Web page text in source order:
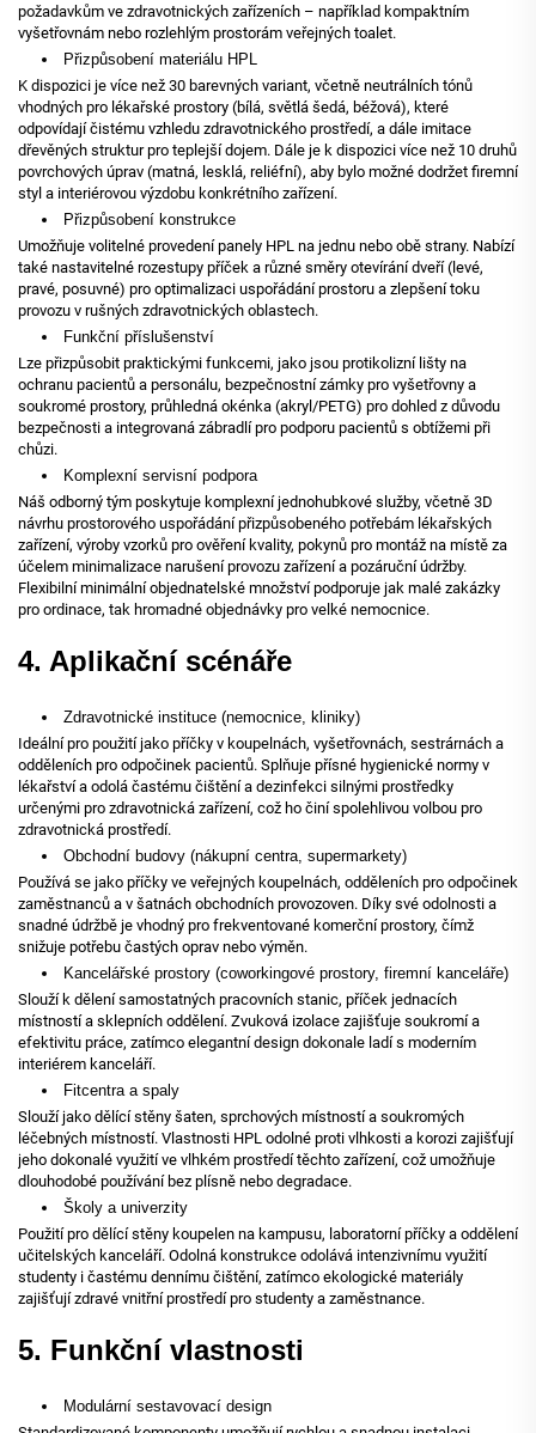
požadavkům ve zdravotnických zařízeních – například kompaktním
vyšetřovnám nebo rozlehlým prostorám veřejných toalet.
Přizpůsobení materiálu HPL
K dispozici je více než 30 barevných variant, včetně neutrálních tónů
vhodných pro lékařské prostory (bílá, světlá šedá, béžová), které
odpovídají čistému vzhledu zdravotnického prostředí, a dále imitace
dřevěných struktur pro teplejší dojem. Dále je k dispozici více než 10 druhů
povrchových úprav (matná, lesklá, reliéfní), aby bylo možné dodržet firemní
styl a interiérovou výzdobu konkrétního zařízení.
Přizpůsobení konstrukce
Umožňuje volitelné provedení panely HPL na jednu nebo obě strany. Nabízí
také nastavitelné rozestupy příček a různé směry otevírání dveří (levé,
pravé, posuvné) pro optimalizaci uspořádání prostoru a zlepšení toku
provozu v rušných zdravotnických oblastech.
Funkční příslušenství
Lze přizpůsobit praktickými funkcemi, jako jsou protikolizní lišty na
ochranu pacientů a personálu, bezpečnostní zámky pro vyšetřovny a
soukromé prostory, průhledná okénka (akryl/PETG) pro dohled z důvodu
bezpečnosti a integrovaná zábradlí pro podporu pacientů s obtížemi při
chůzi.
Komplexní servisní podpora
Náš odborný tým poskytuje komplexní jednohubkové služby, včetně 3D
návrhu prostorového uspořádání přizpůsobeného potřebám lékařských
zařízení, výroby vzorků pro ověření kvality, pokynů pro montáž na místě za
účelem minimalizace narušení provozu zařízení a pozáruční údržby.
Flexibilní minimální objednatelské množství podporuje jak malé zakázky
pro ordinace, tak hromadné objednávky pro velké nemocnice.
4. Aplikační scénáře
Zdravotnické instituce (nemocnice, kliniky)
Ideální pro použití jako příčky v koupelnách, vyšetřovnách, sestrárnách a
odděleních pro odpočinek pacientů. Splňuje přísné hygienické normy v
lékařství a odolá častému čištění a dezinfekci silnými prostředky
určenými pro zdravotnická zařízení, což ho činí spolehlivou volbou pro
zdravotnická prostředí.
Obchodní budovy (nákupní centra, supermarkety)
Používá se jako příčky ve veřejných koupelnách, odděleních pro odpočinek
zaměstnanců a v šatnách obchodních provozoven. Díky své odolnosti a
snadné údržbě je vhodný pro frekventované komerční prostory, čímž
snižuje potřebu častých oprav nebo výměn.
Kancelářské prostory (coworkingové prostory, firemní kanceláře)
Slouží k dělení samostatných pracovních stanic, příček jednacích
místností a sklepních oddělení. Zvuková izolace zajišťuje soukromí a
efektivitu práce, zatímco elegantní design dokonale ladí s moderním
interiérem kanceláří.
Fitcentra a spaly
Slouží jako dělící stěny šaten, sprchových místností a soukromých
léčebných místností. Vlastnosti HPL odolné proti vlhkosti a korozi zajišťují
jeho dokonalé využití ve vlhkém prostředí těchto zařízení, což umožňuje
dlouhodobé používání bez plísně nebo degradace.
Školy a univerzity
Použití pro dělící stěny koupelen na kampusu, laboratorní příčky a oddělení
učitelských kanceláří. Odolná konstrukce odolává intenzivnímu využití
studenty i častému dennímu čištění, zatímco ekologické materiály
zajišťují zdravé vnitřní prostředí pro studenty a zaměstnance.
5. Funkční vlastnosti
Modulární sestavovací design